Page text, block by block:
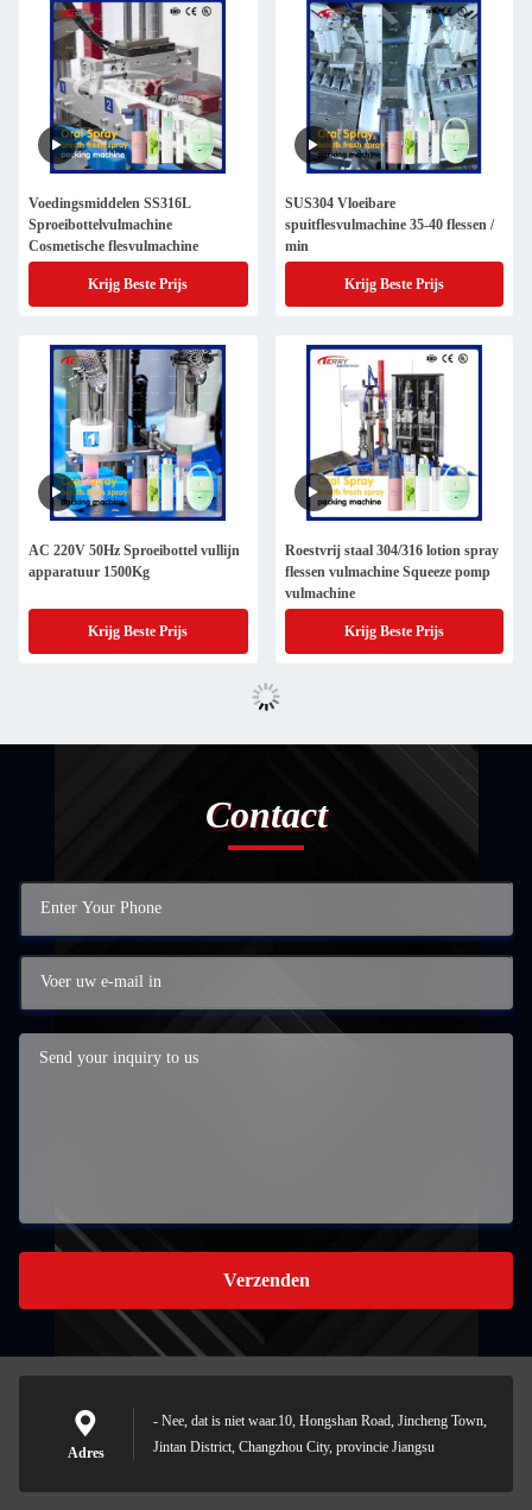
Voedingsmiddelen SS316L
Sproeibottelvulmachine
Cosmetische flesvulmachine
Krijg Beste Prijs
SUS304 Vloeibare
spuitflesvulmachine 35-40 flessen /
min
Krijg Beste Prijs
AC 220V 50Hz Sproeibottel vullijn
apparatuur 1500Kg
Krijg Beste Prijs
Roestvrij staal 304/316 lotion spray
flessen vulmachine Squeeze pomp
vulmachine
Krijg Beste Prijs
Contact
Verzenden
Adres
- Nee, dat is niet waar.10, Hongshan Road, Jincheng Town,
Jintan District, Changzhou City, provincie Jiangsu